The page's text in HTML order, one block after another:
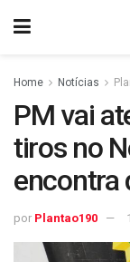
Home Notícias
PM vai
tiros no
encontra
por Plantao190